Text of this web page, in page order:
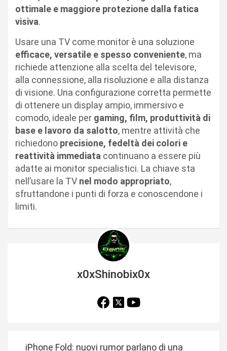
ottimale e maggiore protezione dalla fatica
visiva.
Usare una TV come monitor è una soluzione
efficace, versatile e spesso conveniente, ma
richiede attenzione alla scelta del televisore,
alla connessione, alla risoluzione e alla distanza
di visione. Una configurazione corretta permette
di ottenere un display ampio, immersivo e
comodo, ideale per gaming, film, produttività di
base e lavoro da salotto, mentre attività che
richiedono precisione, fedeltà dei colori e
reattività immediata continuano a essere più
adatte ai monitor specialistici. La chiave sta
nell’usare la TV nel modo appropriato,
sfruttandone i punti di forza e conoscendone i
limiti.
x0xShinobix0x
iPhone Fold: nuovi rumor parlano di una